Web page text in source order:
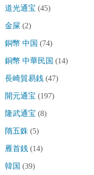
道光通宝 (45)
金屎 (2)
銅幣 中国 (74)
銅幣 中華民国 (14)
長崎貿易銭 (47)
開元通宝 (197)
隆武通宝 (8)
隋五銖 (5)
雁首銭 (14)
韓国 (39)